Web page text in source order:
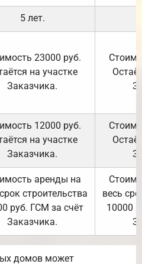
5 лет.
23000 руб.
на участке
Заказчика.
12000 руб.
на участке
Заказчика.
аренды на
строительства
руб. ГСМ за счёт
Заказчика.
весь
10000
домов может